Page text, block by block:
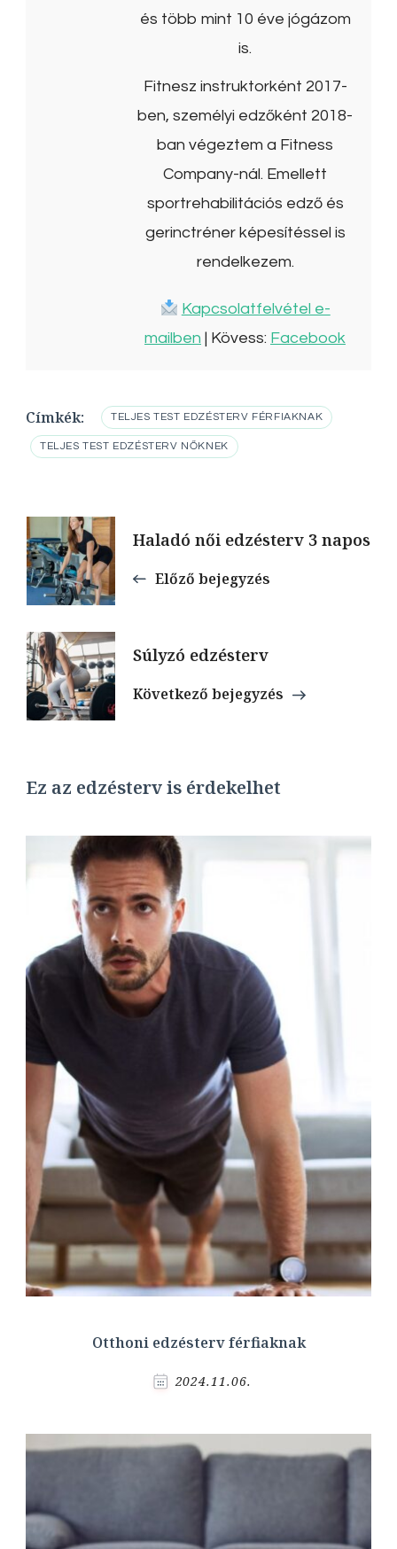
és több mint 10 éve jógázom
is.
Fitnesz instruktorként 2017-
ben, személyi edzőként 2018-
ban végeztem a Fitness
Company-nál. Emellett
sportrehabilitációs edző és
gerinctréner képesítéssel is
rendelkezem.
Kapcsolatfelvétel e-
mailben | Kövess: Facebook
Címkék: TELJES TEST EDZÉSTERV FÉRFIAKNAK
TELJES TEST EDZÉSTERV NŐKNEK
Bejegyzések
navigációja
Haladó női edzésterv 3 napos
Előző bejegyzés
Súlyzó edzésterv
Következő bejegyzés
Ez az edzésterv is érdekelhet
Otthoni edzésterv férfiaknak
2024.11.06.